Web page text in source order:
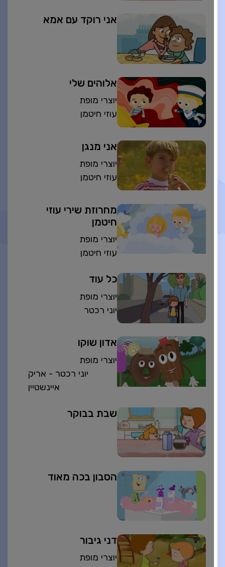
אני רוקד עם אמא
אלוהים שלי
יוצרי מופת
עוזי חיטמן
אני מנגן
יוצרי מופת
עוזי חיטמן
מחרוזת שירי עוזי
חיטמן
יוצרי מופת
עוזי חיטמן
כל עוד
יוצרי מופת
יוני רכטר
אדון שוקו
יוצרי מופת
יוני רכטר - אריק
איינשטיין
שבת בבוקר
הסבון בכה מאוד
דני גיבור
יוצרי מופת